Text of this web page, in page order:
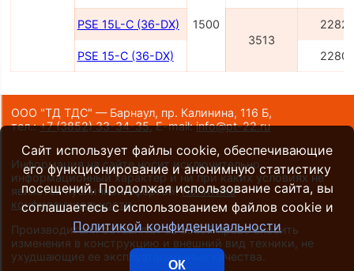
1500
PSE 15L-C (36-DX)
3513
2282
PSE 15-C (36-DX) 2280
ООО "ТД ТДС" — Барнаул, пр. Калинина, 116 Б,
тел.:+7 (3852) 33-34-35,E-mail:info@pt-22.ru
Информация на сайте носит исключительно
информационный характер и ни при каких условиях не
является публичной офертой.Политика
конфиденциальности.
Производители оставляют за собой право вносить
изменения в конструкцию и внешний вид техники, не
ухудшающие ее эксплуатационные качества.
Сайт использует файлы cookie, обеспечивающие
его функционирование и анонимную статистику
посещений. Продолжая использование сайта, вы
соглашаетесь с использованием файлов cookie и
Политикой конфиденциальности
ОК